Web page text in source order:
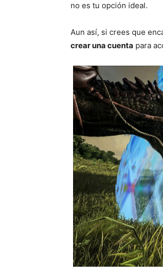
no es tu opción ideal.
Aun así, si crees que
crear una cuenta para